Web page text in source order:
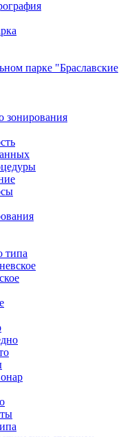
парке "Браславские
зонирования
типа